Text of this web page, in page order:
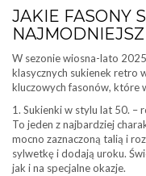
JAKIE FASONY
W sezonie wiosna-lato
klasycznych sukienek retro
kluczowych fasonów, które
1. Sukienki w stylu lat 50. –
To jeden z najbardziej
mocno zaznaczoną talią i
sylwetkę i dodają uroku.
jak i na specjalne okazje.